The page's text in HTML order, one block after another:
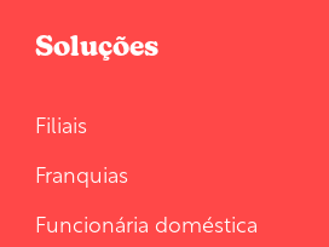
Soluções
Filiais
Franquias
Funcionária doméstica